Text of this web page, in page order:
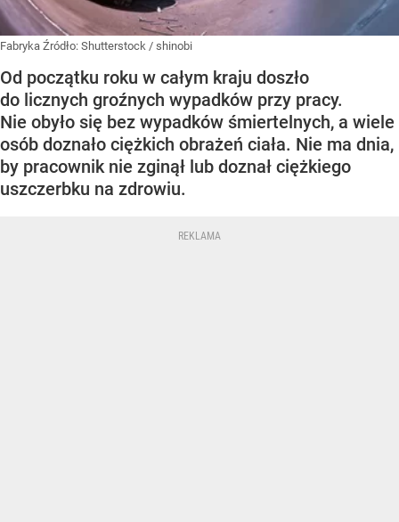
Fabryka Źródło: Shutterstock / shinobi
Od początku roku w całym kraju doszło
do licznych groźnych wypadków przy pracy.
Nie obyło się bez wypadków śmiertelnych, a wiele
osób doznało ciężkich obrażeń ciała. Nie ma dnia,
by pracownik nie zginął lub doznał ciężkiego
uszczerbku na zdrowiu.